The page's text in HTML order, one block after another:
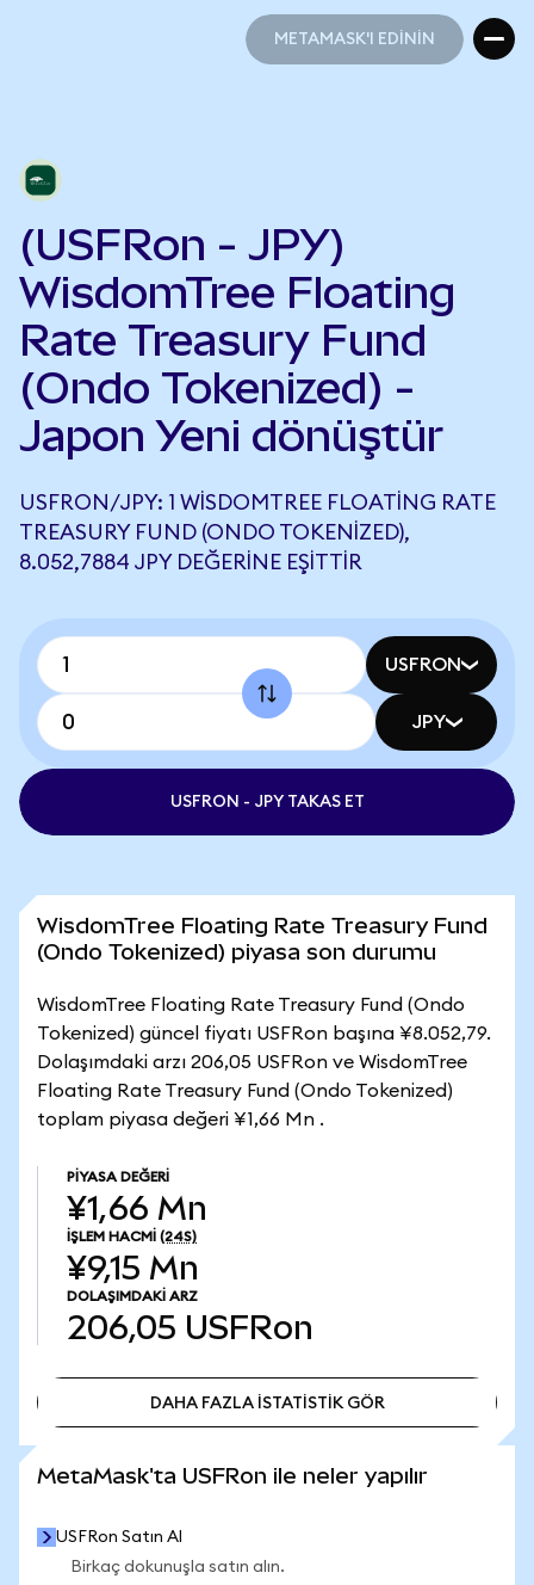
METAMASK'I EDİNİN
(USFRon - JPY)
WisdomTree Floating
Rate Treasury Fund
(Ondo Tokenized) -
Japon Yeni dönüştür
USFRON/JPY: 1 WISDOMTREE FLOATING RATE
TREASURY FUND (ONDO TOKENIZED),
8.052,7884 JPY DEĞERINE EŞITTIR
USFRON
JPY
USFRON - JPY TAKAS ET
WisdomTree Floating Rate Treasury Fund
(Ondo Tokenized) piyasa son durumu
WisdomTree Floating Rate Treasury Fund (Ondo
Tokenized) güncel fiyatı USFRon başına ¥8.052,79.
Dolaşımdaki arzı 206,05 USFRon ve WisdomTree
Floating Rate Treasury Fund (Ondo Tokenized)
toplam piyasa değeri ¥1,66 Mn .
PIYASA DEĞERI
¥1,66 Mn
İŞLEM HACMI (24S)
¥9,15 Mn
DOLAŞIMDAKI ARZ
206,05 USFRon
DAHA FAZLA İSTATİSTİK GÖR
MetaMask'ta USFRon ile neler yapılır
USFRon Satın Al
Birkaç dokunuşla satın alın.